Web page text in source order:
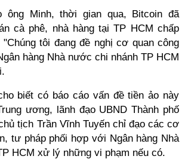
ông Minh, thời gian qua, Bitcoin đã
cà phê, nhà hàng tại TP HCM chấp
"Chúng tôi đang đề nghị cơ quan công
hàng Nhà nước chi nhánh TP HCM
biết có báo cáo vấn đề tiền ảo này
ương, lãnh đạo UBND Thành phố
tịch Trần Vĩnh Tuyến chỉ đạo các cơ
tư pháp phối hợp với Ngân hàng Nhà
HCM xử lý những vi phạm nếu có.